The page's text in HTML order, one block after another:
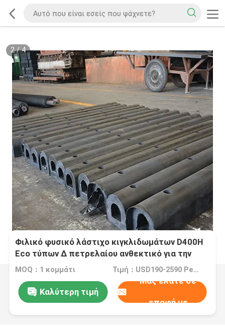
2/4
Φιλικό φυσικό λάστιχο κιγκλιδωμάτων D400H
Eco τύπων Δ πετρελαίου ανθεκτικό για την
αποβάθρα βαρκών πρόσδεσης
MOQ：1 κομμάτι Τιμή：USD190-2590 Per Piece
Καλύτερη τιμή
Μας ελάτε σε
επαφή με